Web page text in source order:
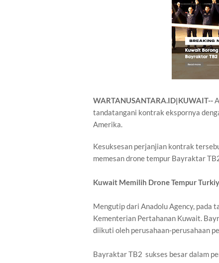
WARTANUSANTARA.ID|KUWAIT--
tandatangani kontrak ekspornya
Amerika.
Kesuksesan perjanjian kontrak
memesan drone tempur Bayraktar
Kuwait Memilih Drone Tempur
Mengutip dari Anadolu Agency, pada
Kementerian Pertahanan Kuwait.
diikuti oleh perusahaan-perusahaan
Bayraktar TB2 sukses besar dalam